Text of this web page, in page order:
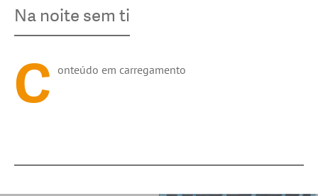
Na noite sem ti
C onteúdo em carregamento